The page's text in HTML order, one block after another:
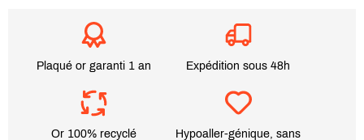
Plaqué or garanti 1 an Expédition sous 48h
Or 100% recyclé
Hypoaller-génique, sans